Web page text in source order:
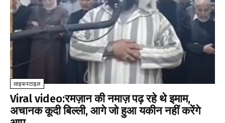
लाइफस्टाइल
Viral video:रमज़ान की नमाज़ पढ़ रहे थे इमाम,
अचानक कूदी बिल्ली, आगे जो हुआ यकीन नहीं करेंगे